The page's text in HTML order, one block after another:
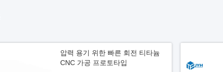
압력 용기 위한 빠른 회전 티타늄
CNC 가공 프로토타입